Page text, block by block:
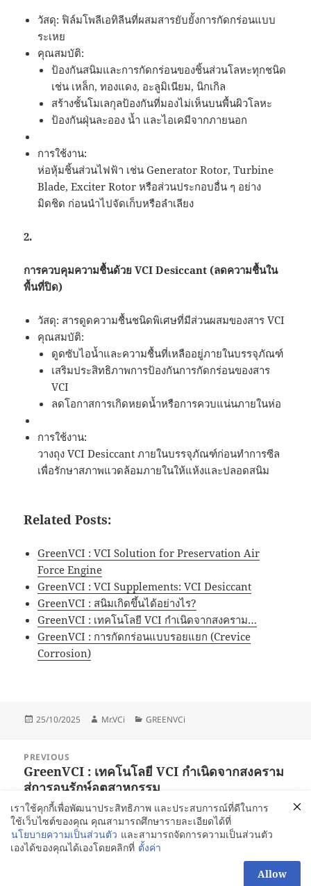
วัสดุ: ฟิล์มโพลีเอทิลีนที่ผสมสารยับยั้งการกัดกร่อนแบบ
ระเหย
คุณสมบัติ:
ป้องกันสนิมและการกัดกร่อนของชิ้นส่วนโลหะทุกชนิด
เช่น เหล็ก, ทองแดง, อะลูมิเนียม, นิกเกิล
สร้างชั้นโมเลกุลป้องกันที่มองไม่เห็นบนพื้นผิวโลหะ
ป้องกันฝุ่นละออง น้ำ และไอเคมีจากภายนอก
การใช้งาน:
ห่อหุ้มชิ้นส่วนไฟฟ้า เช่น Generator Rotor, Turbine
Blade, Exciter Rotor หรือส่วนประกอบอื่น ๆ อย่าง
มิดชิด ก่อนนำไปจัดเก็บหรือลำเลียง
2.
การควบคุมความชื้นด้วย VCI Desiccant (ลดความชื้นใน
พื้นที่ปิด)
วัสดุ: สารดูดความชื้นชนิดพิเศษที่มีส่วนผสมของสาร VCI
คุณสมบัติ:
ดูดซับไอน้ำและความชื้นที่เหลืออยู่ภายในบรรจุภัณฑ์
เสริมประสิทธิภาพการป้องกันการกัดกร่อนของสาร
VCI
ลดโอกาสการเกิดหยดน้ำหรือการควบแน่นภายในห่อ
การใช้งาน:
วางถุง VCI Desiccant ภายในบรรจุภัณฑ์ก่อนทำการซีล
เพื่อรักษาสภาพแวดล้อมภายในให้แห้งและปลอดสนิม
Related Posts:
GreenVCI : VCI Solution for Preservation Air
Force Engine
GreenVCI : VCI Supplements: VCI Desiccant
GreenVCI : สนิมเกิดขึ้นได้อย่างไร?
GreenVCI : เทคโนโลยี VCI กำเนิดจากสงคราม…
GreenVCI : การกัดกร่อนแบบรอยแยก (Crevice
Corrosion)
Posted
25/10/2025 Author
Mr.VCi Categories
GREENVCi
navigation
PREVIOUS
Previous
post:
GreenVCI : เทคโนโลยี VCI กำเนิดจากสงคราม
สู่การอนุรักษ์อุตสาหกรรม
NEXT
Next
GreenVCI : Erosion Corrosion คืออะไร
เราใช้คุกกี้เพื่อพัฒนาประสิทธิภาพ และประสบการณ์ที่ดีในการ
ใช้เว็บไซต์ของคุณ คุณสามารถศึกษารายละเอียดได้ที่
นโยบายความเป็นส่วนตัว และสามารถจัดการความเป็นส่วนตัว
เองได้ของคุณได้เองโดยคลิกที่ ตั้งค่า
Allow